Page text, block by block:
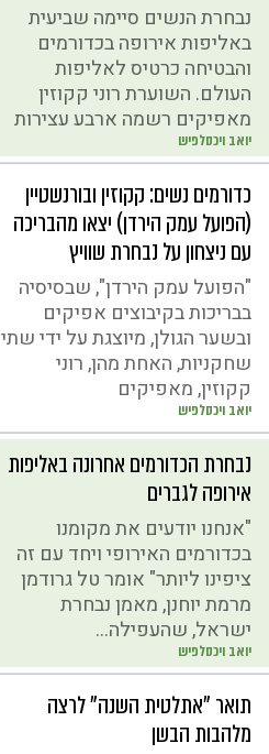
יואב ויכסלפיש
נבחרת הנשים סיימה שביעית
באליפות אירופה בכדורמים
והבטיחה כרטיס לאליפות
העולם. השוערת רוני קקוזין
מאפיקים רשמה ארבע עצירות
יואב ויכסלפיש
כדורמים נשים: קקוזין ובורנשטיין
(הפועל עמק הירדן) יצאו מהבריכה
עם ניצחון על נבחרת שוויץ
"הפועל עמק הירדן", שבסיסיה
בבריכות בקיבוצים אפיקים
ובשער הגולן, מיוצגת על ידי שתי
שחקניות, האחת מהן, רוני
קקוזין, מאפיקים
יואב ויכסלפיש
נבחרת הכדורמים אחרונה באליפות
אירופה לגברים
"אנחנו יודעים את מקומנו
בכדורמים האירופי ויחד עם זה
ציפינו ליותר" אומר טל גרודמן
מרמת יוחנן, מאמן נבחרת
ישראל, שהעפילה...
תואר "אתלטית השנה" לרצה
מלהבות הבשן